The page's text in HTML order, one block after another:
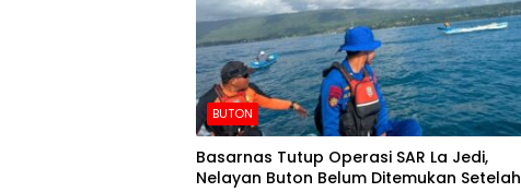
BUTON
Basarnas Tutup Operasi SAR La Jedi,
Nelayan Buton Belum Ditemukan Setelah